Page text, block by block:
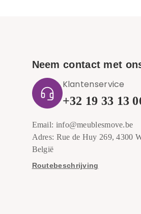
Neem contact met
Klantenservice
+32 19 33 13
Email: info@meublesmove.be
Adres: Rue de Huy 269, 4300
België
Routebeschrijving